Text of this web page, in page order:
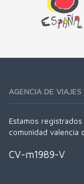
AGENCIA DE
Estamos
comunidad valencia
CV-m1989-V